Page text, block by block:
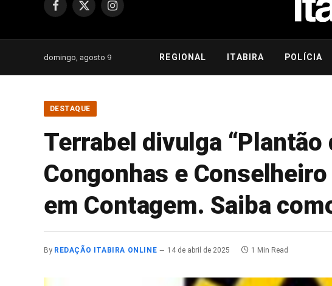
Facebook
X
Instagram
domingo, agosto 9 REGIONAL ITABIRA POLÍCIA
DESTAQUE
Terrabel divulga “Plantão
Congonhas e
em Contagem. Saiba
By REDAÇÃO ITABIRA ONLINE 14 de abril de 2025 1 Min Read